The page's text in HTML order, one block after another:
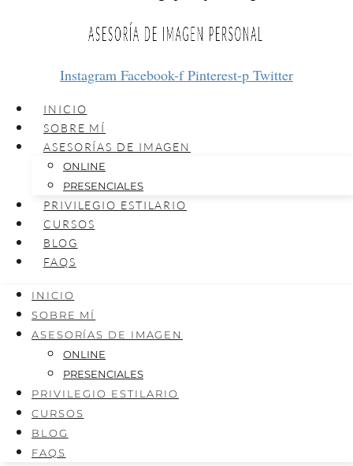
Instagram Facebook-f Pinterest-p Twitter
INICIO
SOBRE MÍ
ASESORÍAS DE IMAGEN
ONLINE
PRESENCIALES
PRIVILEGIO ESTILARIO
CURSOS
BLOG
FAQS
INICIO
SOBRE MÍ
ASESORÍAS DE IMAGEN
ONLINE
PRESENCIALES
PRIVILEGIO ESTILARIO
CURSOS
BLOG
FAQS